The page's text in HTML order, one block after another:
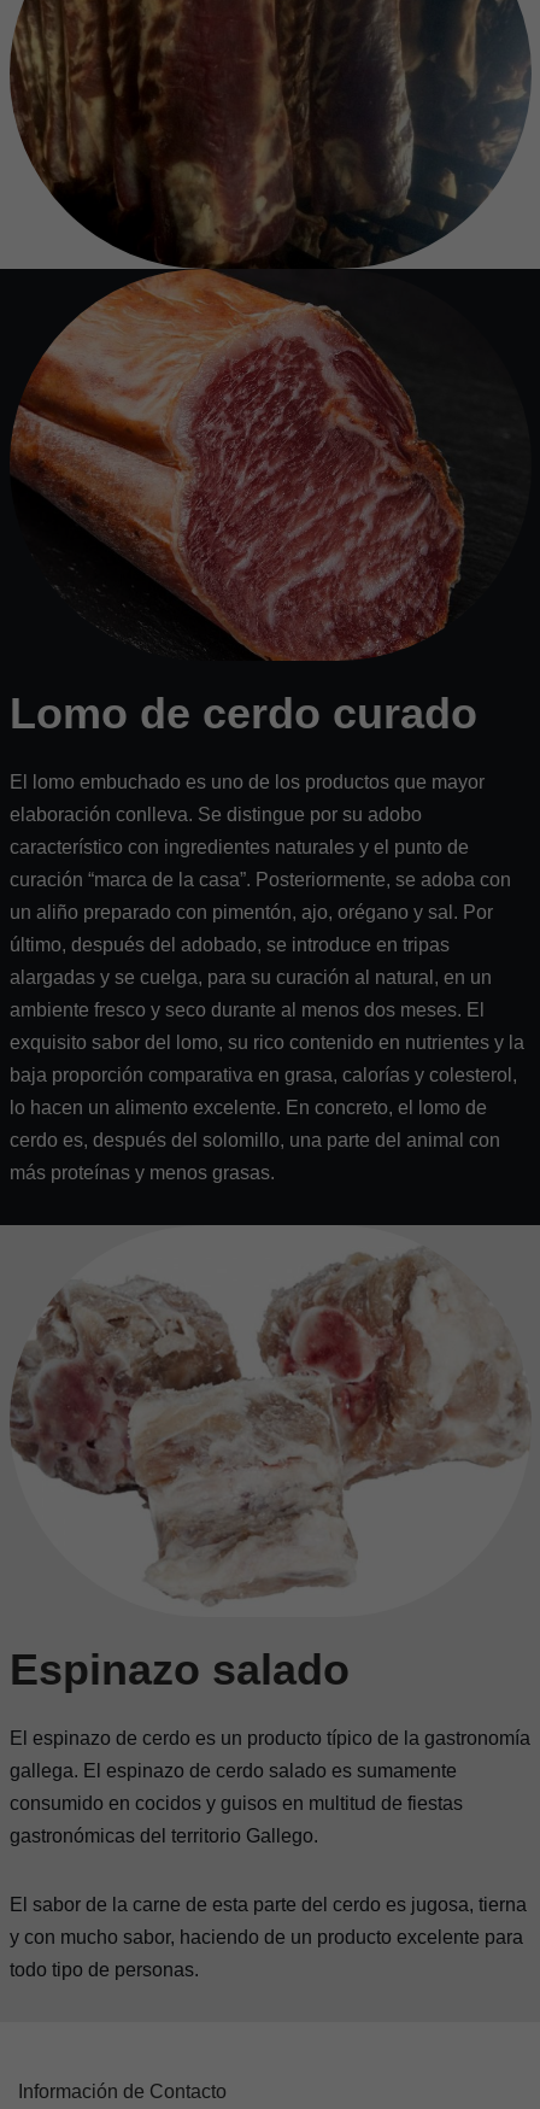
Lomo de cerdo curado
El lomo embuchado es uno de los productos que mayor
elaboración conlleva. Se distingue por su adobo
característico con ingredientes naturales y el punto de
curación “marca de la casa”. Posteriormente, se adoba con
un aliño preparado con pimentón, ajo, orégano y sal. Por
último, después del adobado, se introduce en tripas
alargadas y se cuelga, para su curación al natural, en un
ambiente fresco y seco durante al menos dos meses. El
exquisito sabor del lomo, su rico contenido en nutrientes y la
baja proporción comparativa en grasa, calorías y colesterol,
lo hacen un alimento excelente. En concreto, el lomo de
cerdo es, después del solomillo, una parte del animal con
más proteínas y menos grasas.
Espinazo salado
El espinazo de cerdo es un producto típico de la gastronomía
gallega. El espinazo de cerdo salado es sumamente
consumido en cocidos y guisos en multitud de fiestas
gastronómicas del territorio Gallego.
El sabor de la carne de esta parte del cerdo es jugosa, tierna
y con mucho sabor, haciendo de un producto excelente para
todo tipo de personas.
Información de Contacto